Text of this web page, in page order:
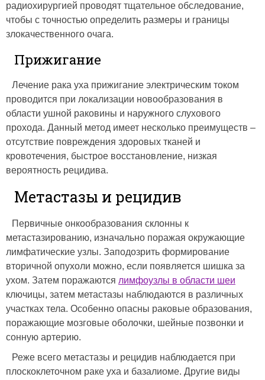
радиохирургией проводят тщательное обследование,
чтобы с точностью определить размеры и границы
злокачественного очага.
Прижигание
Лечение рака уха прижигание электрическим током
проводится при локализации новообразования в
области ушной раковины и наружного слухового
прохода. Данный метод имеет несколько преимуществ –
отсутствие повреждения здоровых тканей и
кровотечения, быстрое восстановление, низкая
вероятность рецидива.
Метастазы и рецидив
Первичные онкообразования склонны к
метастазированию, изначально поражая окружающие
лимфатические узлы. Заподозрить формирование
вторичной опухоли можно, если появляется шишка за
ухом. Затем поражаются лимфоузлы в области шеи
ключицы, затем метастазы наблюдаются в различных
участках тела. Особенно опасны раковые образования,
поражающие мозговые оболочки, шейные позвонки и
сонную артерию.
Реже всего метастазы и рецидив наблюдается при
плоскоклеточном раке уха и базалиоме. Другие виды